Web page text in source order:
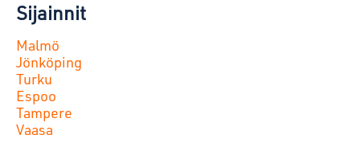
Sijainnit
Malmö
Jönköping
Turku
Espoo
Tampere
Vaasa